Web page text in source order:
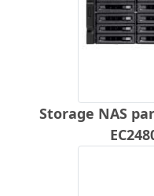
Storage NAS